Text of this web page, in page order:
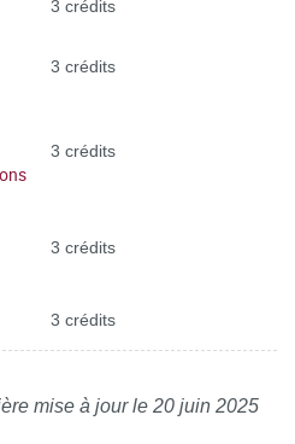
3 crédits
3 crédits
3 crédits
3 crédits
3 crédits
mise à jour le 20 juin 2025